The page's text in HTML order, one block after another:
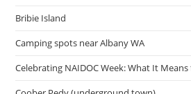
วิเคราะห์
ธุรกิจ
กรุงเทพ
Bribie Island
Camping spots near Albany WA
Celebrating NAIDOC Week: What It